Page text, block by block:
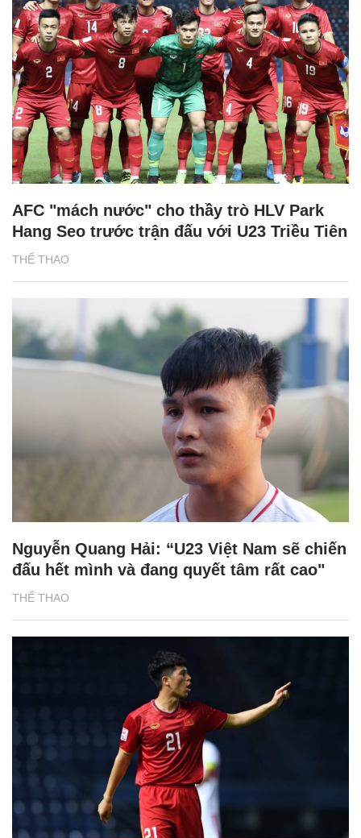
THỂ THAO
AFC "mách nước" cho thầy trò HLV Park
Hang Seo trước trận đấu với U23 Triều Tiên
THỂ THAO
Nguyễn Quang Hải: “U23 Việt Nam sẽ chiến
đấu hết mình và đang quyết tâm rất cao"